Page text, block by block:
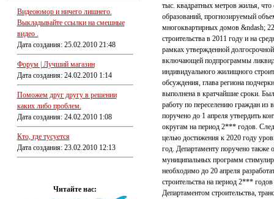
Видеоюмор и ничего лишнего.
Выкладывайте ссылки на смешные
видео .
Дата создания: 25.02.2010 21:48
Форум | Лучший магазин
Дата создания: 24.02.2010 1:14
Поможем друг другу в решении
каких либо проблем.
Дата создания: 24.02.2010 1:08
Кто, где тусуется
Дата создания: 23.02.2010 12:13
Читайте нас:
тыс. квадратных метров жилья,
образований, прогнозируемый
многоквартирных домов &ndash;
строительства в 2011 году и на
рамках утвержденной
включающей подпрограммы
индивидуального жилищного
обсуждения, глава региона
выполнена в кратчайшие сроки.
работу по переселению граждан из
поручено до 1 апреля утвердить
округам на период 2*** годов.
целью достижения к 2020 году
год. Департаменту поручено также
муниципальных программ
необходимо до 20 апреля
строительства на период 2***
Департаментом строительства,